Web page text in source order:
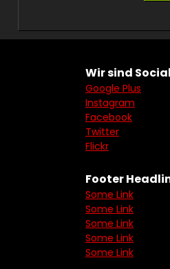
Wir sind
Google Plus
Instagram
Facebook
Twitter
Flickr
Footer
Some Link
Some Link
Some Link
Some Link
Some Link